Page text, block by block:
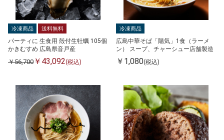
冷凍商品 送料無料
パーティに 生食用 殻付生牡蠣 105個
かきむすめ 広島県音戸産
￥56,700 ￥43,092(税込)
冷凍商品
広島中華そば「陽気」1食（ラーメ
ン） スープ、チャーシュー店舗製造
￥1,080(税込)